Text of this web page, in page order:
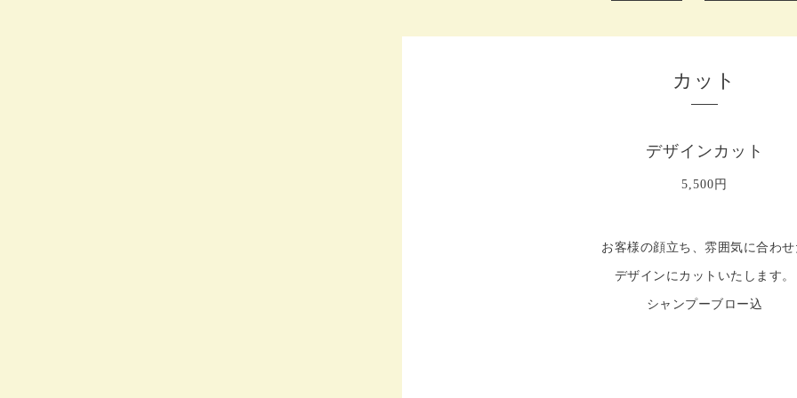
カット
デザインカット
5,500円
お客様の顔立ち、雰囲気に合わせ
デザインにカットいたします。
シャンプーブロー込